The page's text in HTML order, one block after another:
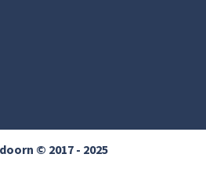
© 2017 - 2025